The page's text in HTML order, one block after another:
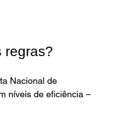
regras?
Nacional de
níveis de eficiência –